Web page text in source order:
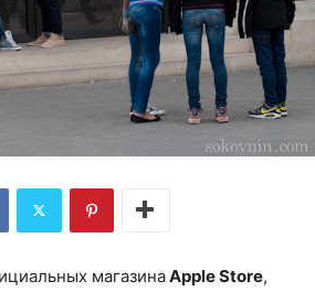
магазинаApple Store,